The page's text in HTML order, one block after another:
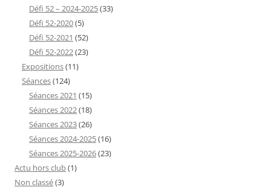
Défi 52 – 2024-2025(33)
Défi 52-2020(5)
Défi 52-2021 (52)
Défi 52-2022(23)
Expositions(11)
Séances(124)
Séances 2021 (15)
Séances 2022(18)
Séances 2023(26)
Séances 2024-2025(16)
Séances 2025-2026(23)
Actu hors club(1)
Non classé(3)